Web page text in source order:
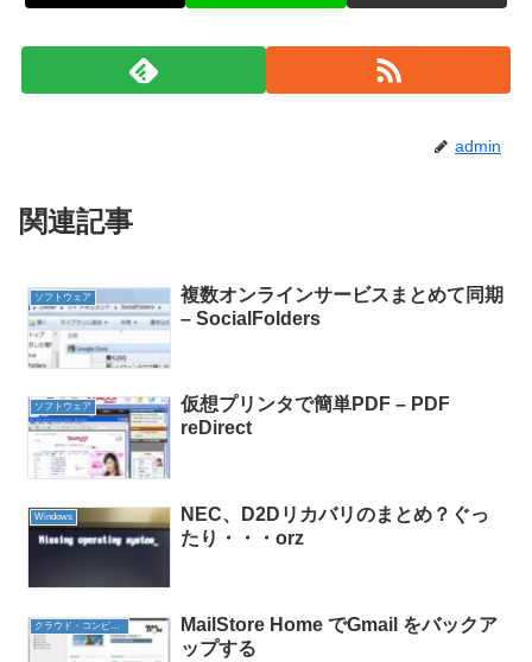
admin
関連記事
ソフトウェア
複数オンラインサービスまとめて同期
– SocialFolders
ソフトウェア
仮想プリンタで簡単PDF – PDF
reDirect
Windows
NEC、D2Dリカバリのまとめ？ぐっ
たり・・・orz
クラウド・コンピューティング
MailStore Home でGmail をバックア
ップする